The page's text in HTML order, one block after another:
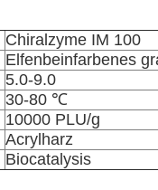
Chiralzyme IM 100
Elfenbeinfarbenes
5.0-9.0
30-80 ℃
10000 PLU/g
Acrylharz
Biocatalysis